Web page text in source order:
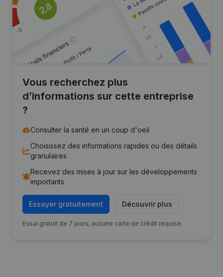
Vous recherchez plus
d’informations sur cette entreprise
?
Consulter la santé en un coup d'oeil
Choisissez des informations rapides ou des détails
granulaires
Recevez des mises à jour sur les développements
importants
Essayer gratuitement Découvrir plus
Essai gratuit de 7 jours, aucune carte de crédit requise.